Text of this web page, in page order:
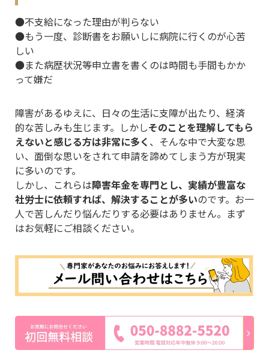
●不支給になった理由が判らない
●もう一度、診断書をお願いしに病院に行くのが心苦
しい
●また病歴状況等申立書を書くのは時間も手間もかか
って嫌だ
障害があるゆえに、日々の生活に支障が出たり、経済
的な苦しみも生じます。しかしそのことを理解してもら
えないと感じる方は非常に多く 、そんな中で大変な思
い、面倒な思いをされて申請を諦めてしまう方が現実
に多いのです。
しかし、これらは障害年金を専門とし、実績が豊富な
社労士に依頼すれば、解決することが多いのです。お一
人で苦しんだり悩んだりする必要はありません。まず
はお気軽にご相談ください。